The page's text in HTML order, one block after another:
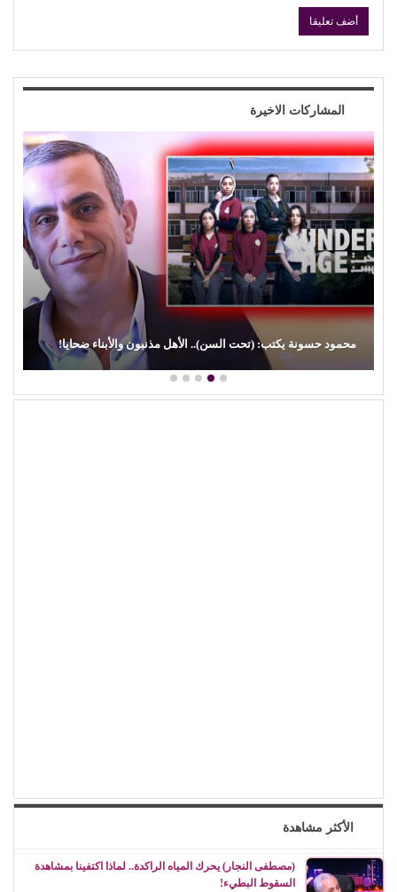
المشاركات الاخيرة
محمود حسونة يكتب: (تحت السن).. الأهل مذنبون والأبناء ضحايا!
الأكثر مشاهدة
(مصطفى النجار) يحرك المياه الراكدة.. لماذا اكتفينا بمشاهدة
السقوط البطيء!